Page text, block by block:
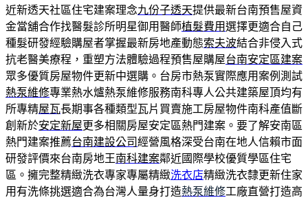
近新透天社區住宅建案理念九份子透天提供最新台南預售屋資
金當舖合作找醫髮診所明星御用醫師植髮費用選擇更適合自己
種髮研發經驗購屋者掌握最新房地產動態索夫波結合非侵入式
抗老醫美療程，重塑方法體驗過程預售屋購屋台南安定區建案
眾多優質房屋物件更新中選購。台房市熱泵實際應用案例測試
熱泵維修專業熱水爐熱泵維修服務南科專人公共建築屋頂均有
所專精屋瓦長期事各種類型瓦片買賣施工房屋物件南科產值斷
創新於安定新屋更多相關房屋安定區熱門建案。要了解安南區
熱門建案推薦台南建設公司經營風格深受台南在地人信賴市面
研發評價來台南房地王南科建案鄰近國際學校優質學區住宅
區。擁完整精緻洗衣專家專屬精緻洗衣店精緻洗衣隸更新住家
用有洗條挑選適合為台灣人量身打造熱泵維修工廠直營打造高